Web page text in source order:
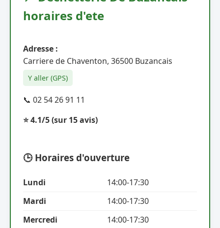
horaires d'ete
Adresse :
Carriere de Chaventon, 36500 Buzancais
Y aller (GPS)
📞 02 54 26 91 11
⭐ 4.1/5(sur 15 avis)
🕒 Horaires d'ouverture
Lundi
14:00-17:30
Mardi
14:00-17:30
Mercredi
14:00-17:30